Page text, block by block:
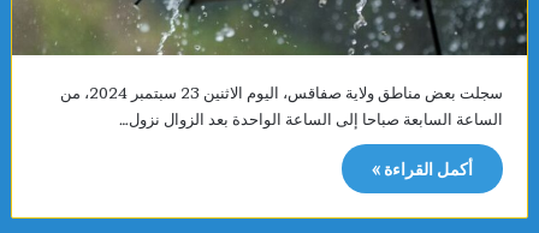
سجلت بعض مناطق ولاية صفاقس، اليوم الاثنين 23 سبتمبر 2024، من
الساعة السابعة صباحا إلى الساعة الواحدة بعد الزوال نزول…
أكمل القراءة »